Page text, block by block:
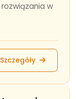
w
Szczegóły